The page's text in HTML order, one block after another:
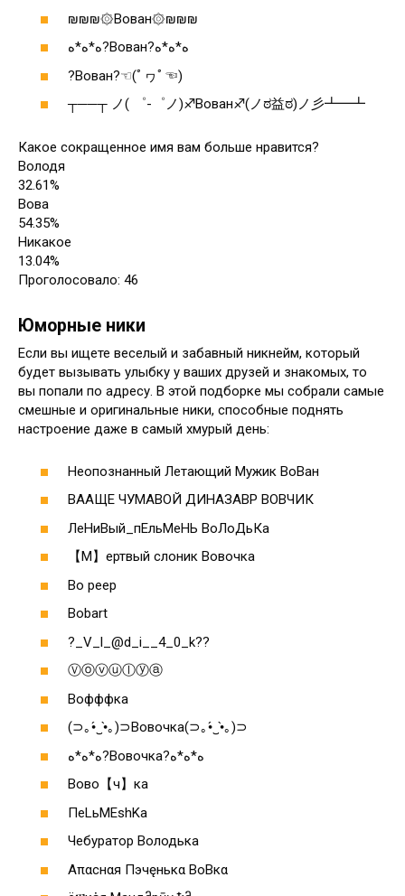
₪₪₪۞Вован۞₪₪₪
ﻩ*ﻩ*ﻩ?Вован?ﻩ*ﻩ*ﻩ
?Вован?☜(ﾟヮﾟ☜)
┬──┬ ノ( ゜-゜ノ)♐Вован♐(ノಠ益ಠ)ノ彡┻━┻
Какое сокращенное имя вам больше нравится?
Володя
32.61%
Вова
54.35%
Никакое
13.04%
Проголосовало: 46
Юморные ники
Если вы ищете веселый и забавный никнейм, который
будет вызывать улыбку у ваших друзей и знакомых, то
вы попали по адресу. В этой подборке мы собрали самые
смешные и оригинальные ники, способные поднять
настроение даже в самый хмурый день:
Неопознанный Летающий Мужик ВоВан
ВААЩЕ ЧУМАВОЙ ДИНАЗАВР ВОВЧИК
ЛеНиВый_пЕльМеНЬ ВоЛоДьКа
【М】ертвый слоник Вовочка
Bo peep
Bobart
?_V_l_@d_i__4_0_k??
Ⓥⓞⓥⓤⓛⓨⓐ
Вофффка
(⊃｡•́‿•̀｡)⊃Вовочка(⊃｡•́‿•̀｡)⊃
ﻩ*ﻩ*ﻩ?Вовочка?ﻩ*ﻩ*ﻩ
Вово【ч】ка
ПеLьМЕshKa
Чебуратор Володька
Απαснαя Пэчęньκα ВоВкα